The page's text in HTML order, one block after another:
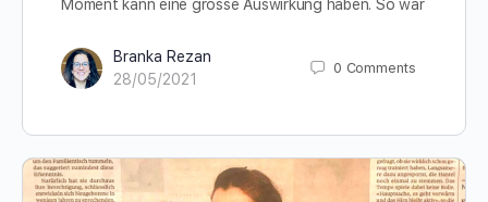
Moment kann eine grosse Auswirkung haben. So war
Branka Rezan
28/05/2021
0 Comments